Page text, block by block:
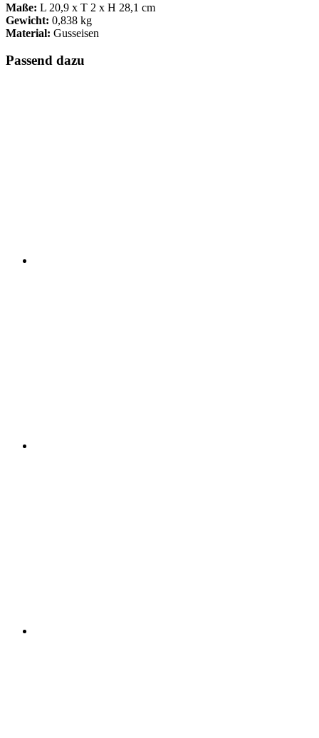
Maße: L 20,9 x T 2 x H 28,1 cm
Gewicht: 0,838 kg
Material: Gusseisen
Passend dazu